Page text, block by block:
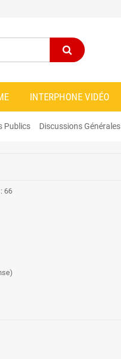
INTERPHONE VIDÉO
Publics Discussions Générales
66